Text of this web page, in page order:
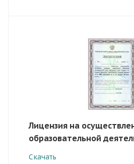
Лицензия на
образовательной
Скачать